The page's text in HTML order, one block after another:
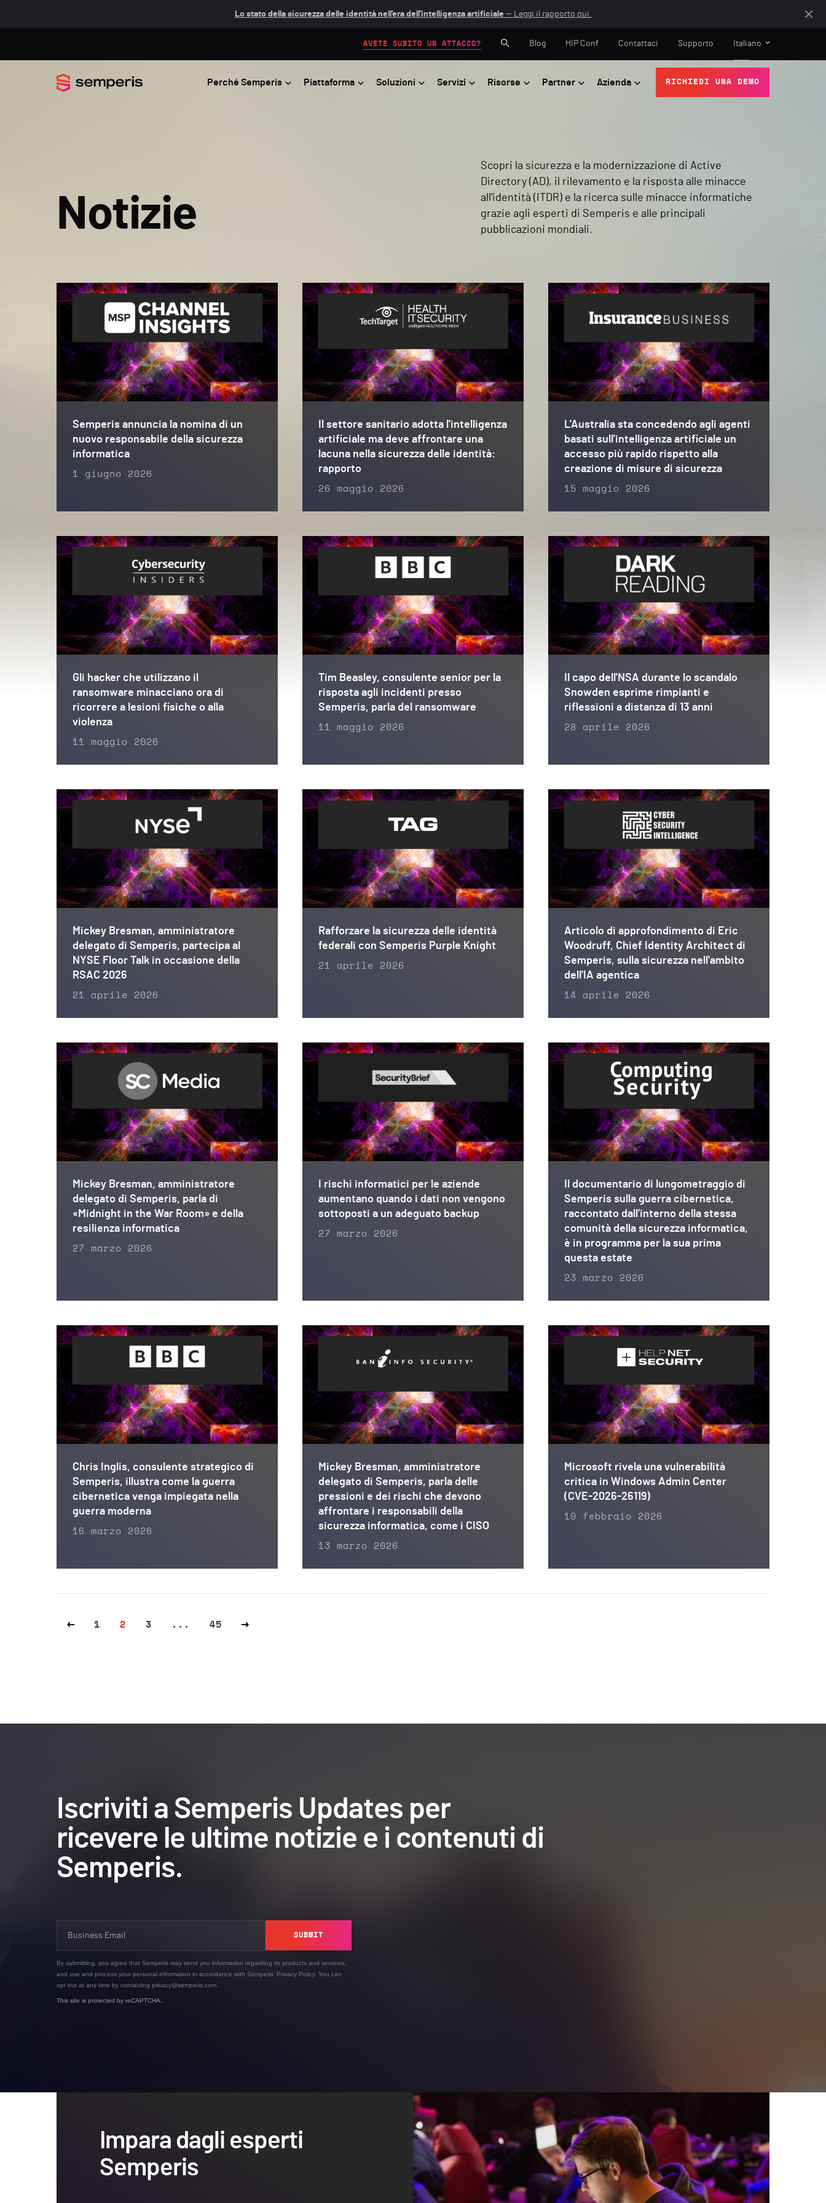
Lo stato della sicurezza delle identità nell'era dell'intelligenza artificiale — Leggi il rapporto qui.
Perché Semperis Piattaforma Soluzioni Servizi Risorse Partner Azienda RICHIEDI UNA DEMO
AVETE SUBITO UN ATTACCO? Blog HIP Conf Contattaci Supporto Italiano
Notizie
Scopri la sicurezza e la modernizzazione di Active
Directory (AD), il rilevamento e la risposta alle minacce
all'identità (ITDR) e la ricerca sulle minacce informatiche
grazie agli esperti di Semperis e alle principali
pubblicazioni mondiali.
Semperis annuncia la nomina di un
nuovo responsabile della sicurezza
informatica
1 giugno 2026
Il settore sanitario adotta l'intelligenza
artificiale ma deve affrontare una
lacuna nella sicurezza delle identità:
rapporto
26 maggio 2026
L'Australia sta concedendo agli agenti
basati sull'intelligenza artificiale un
accesso più rapido rispetto alla
creazione di misure di sicurezza
15 maggio 2026
Gli hacker che utilizzano il
ransomware minacciano ora di
ricorrere a lesioni fisiche o alla
violenza
11 maggio 2026
Tim Beasley, consulente senior per la
risposta agli incidenti presso
Semperis, parla del ransomware
11 maggio 2026
Il capo dell'NSA durante lo scandalo
Snowden esprime rimpianti e
riflessioni a distanza di 13 anni
28 aprile 2026
Mickey Bresman, amministratore
delegato di Semperis, partecipa al
NYSE Floor Talk in occasione della
RSAC 2026
21 aprile 2026
Rafforzare la sicurezza delle identità
federali con Semperis Purple Knight
21 aprile 2026
Articolo di approfondimento di Eric
Woodruff, Chief Identity Architect di
Semperis, sulla sicurezza nell'ambito
dell'IA agentica
14 aprile 2026
Mickey Bresman, amministratore
delegato di Semperis, parla di
«Midnight in the War Room» e della
resilienza informatica
27 marzo 2026
I rischi informatici per le aziende
aumentano quando i dati non vengono
sottoposti a un adeguato backup
27 marzo 2026
Il documentario di lungometraggio di
Semperis sulla guerra cibernetica,
raccontato dall’interno della stessa
comunità della sicurezza informatica,
è in programma per la sua prima
questa estate
23 marzo 2026
Chris Inglis, consulente strategico di
Semperis, illustra come la guerra
cibernetica venga impiegata nella
guerra moderna
16 marzo 2026
Mickey Bresman, amministratore
delegato di Semperis, parla delle
pressioni e dei rischi che devono
affrontare i responsabili della
sicurezza informatica, come i CISO
13 marzo 2026
Microsoft rivela una vulnerabilità
critica in Windows Admin Center
(CVE-2026-26119)
19 febbraio 2026
1 2 3 ... 45
Iscriviti a Semperis Updates per
ricevere le ultime notizie e i contenuti di
Semperis.
By submitting, you agree that Semperis may send you information regarding its products and services,
and use and process your personal information in accordance with Semperis’ Privacy Policy. You can
opt out at any time by contacting privacy@semperis.com.
This site is protected by reCAPTCHA.
SUBMIT
Impara dagli esperti
Semperis